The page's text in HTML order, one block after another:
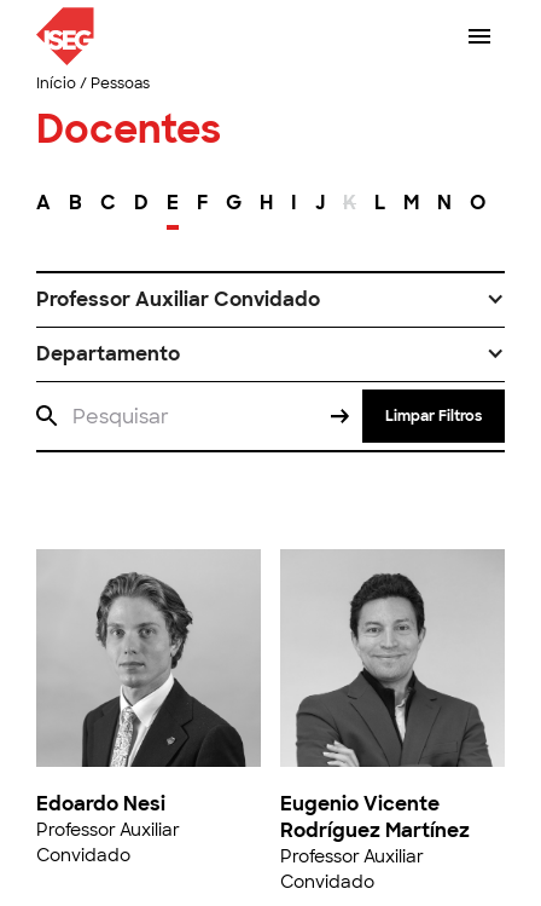
Início/ Pessoas
Docentes
A B C D E F G H I J K L M N O
Professor Auxiliar Convidado
Departamento
Limpar Filtros
Edoardo Nesi
Professor Auxiliar
Convidado
Eugenio Vicente
Rodríguez Martínez
Professor Auxiliar
Convidado